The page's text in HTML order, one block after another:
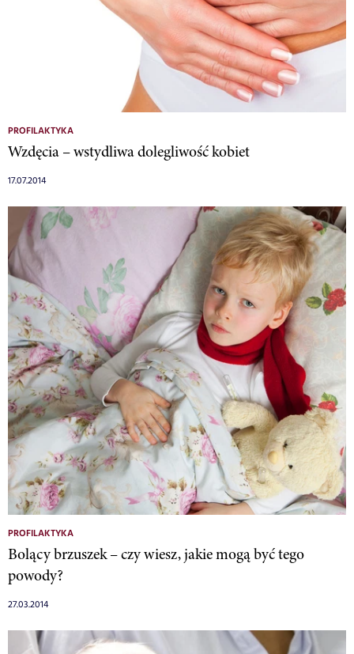
PROFILAKTYKA
Wzdęcia – wstydliwa dolegliwość kobiet
17.07.2014
PROFILAKTYKA
Bolący brzuszek – czy wiesz, jakie mogą być tego
powody?
27.03.2014